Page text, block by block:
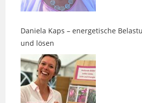
Daniela Kaps – energetische